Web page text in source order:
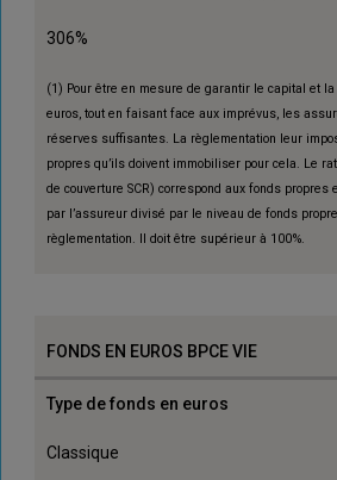
306%
(1) Pour être en mesure de garantir le capital et
euros, tout en faisant face aux imprévus, les
réserves suffisantes. La règlementation leur
propres qu’ils doivent immobiliser pour cela. Le
de couverture SCR) correspond aux fonds
par l’assureur divisé par le niveau de fonds
règlementation. Il doit être supérieur à 100%.
FONDS EN EUROS BPCE VIE
Type de fonds en euros
Classique